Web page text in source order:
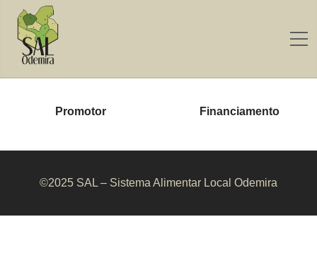
Promotor Financiamento
©2025 SAL – Sistema Alimentar Local Odemira